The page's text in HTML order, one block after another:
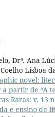
Drª. Ana
Lisboa
novel:
a partir de “A
Raras: v. 13
e ensino de